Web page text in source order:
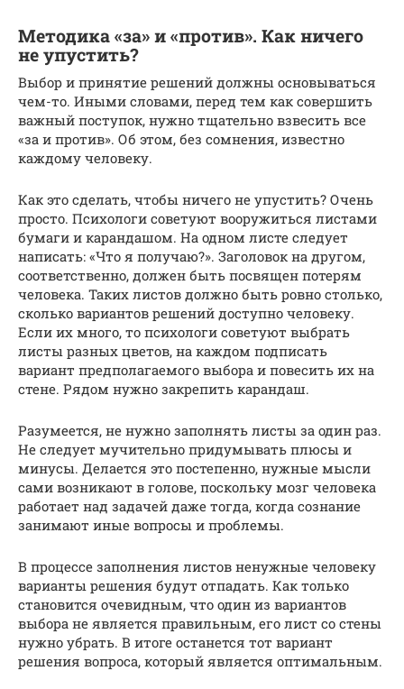
Методика «за» и «против». Как ничего
не упустить?
Выбор и принятие решений должны основываться
чем-то. Иными словами, перед тем как совершить
важный поступок, нужно тщательно взвесить все
«за и против». Об этом, без сомнения, известно
каждому человеку.
Как это сделать, чтобы ничего не упустить? Очень
просто. Психологи советуют вооружиться листами
бумаги и карандашом. На одном листе следует
написать: «Что я получаю?». Заголовок на другом,
соответственно, должен быть посвящен потерям
человека. Таких листов должно быть ровно столько,
сколько вариантов решений доступно человеку.
Если их много, то психологи советуют выбрать
листы разных цветов, на каждом подписать
вариант предполагаемого выбора и повесить их на
стене. Рядом нужно закрепить карандаш.
Разумеется, не нужно заполнять листы за один раз.
Не следует мучительно придумывать плюсы и
минусы. Делается это постепенно, нужные мысли
сами возникают в голове, поскольку мозг человека
работает над задачей даже тогда, когда сознание
занимают иные вопросы и проблемы.
В процессе заполнения листов ненужные человеку
варианты решения будут отпадать. Как только
становится очевидным, что один из вариантов
выбора не является правильным, его лист со стены
нужно убрать. В итоге останется тот вариант
решения вопроса, который является оптимальным.